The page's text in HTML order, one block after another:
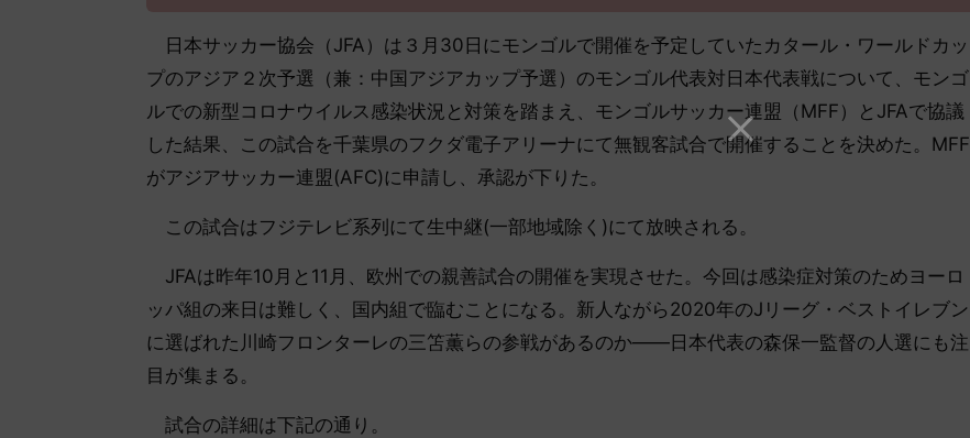
日本サッカー協会（JFA）は３月30日にモンゴルで開催を予定していたカタール・ワールドカッ
プのアジア２次予選（兼：中国アジアカップ予選）のモンゴル代表対日本代表戦について、モンゴ
ルでの新型コロナウイルス感染状況と対策を踏まえ、モンゴルサッカー連盟（MFF）とJFAで協議
した結果、この試合を千葉県のフクダ電子アリーナにて無観客試合で開催することを決めた。MFF
がアジアサッカー連盟(AFC)に申請し、承認が下りた。
この試合はフジテレビ系列にて生中継(一部地域除く)にて放映される。
JFAは昨年10月と11月、欧州での親善試合の開催を実現させた。今回は感染症対策のためヨーロ
ッパ組の来日は難しく、国内組で臨むことになる。新人ながら2020年のJリーグ・ベストイレブン
に選ばれた川崎フロンターレの三笘薫らの参戦があるのか――日本代表の森保一監督の人選にも注
目が集まる。
試合の詳細は下記の通り。